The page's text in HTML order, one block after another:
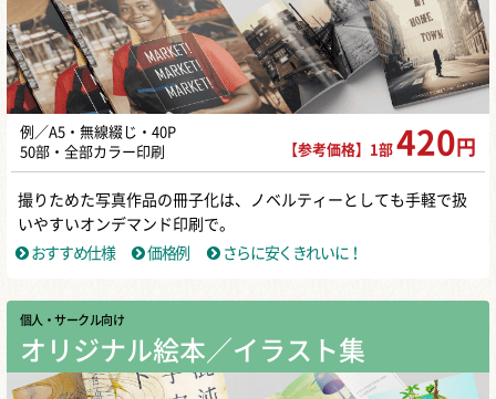
例／A5・無線綴じ・40P
50部・全部カラー印刷
【参考価格】1部 420 円
撮りためた写真作品の冊子化は、ノベルティーとしても手軽で扱
いやすいオンデマンド印刷で。
おすすめ仕様
価格例 さらに安くきれいに！
個人・サークル向け
オリジナル絵本／イラスト集